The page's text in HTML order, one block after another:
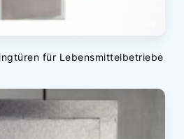
für Lebensmittelbetriebe